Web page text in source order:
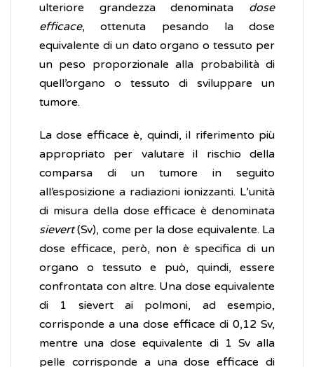
ulteriore grandezza denominata dose
efficace, ottenuta pesando la dose
equivalente di un dato organo o tessuto per
un peso proporzionale alla probabilità di
quell’organo o tessuto di sviluppare un
tumore.
La dose efficace è, quindi, il riferimento più
appropriato per valutare il rischio della
comparsa di un tumore in seguito
all’esposizione a radiazioni ionizzanti. L’unità
di misura della dose efficace è denominata
sievert(Sv), come per la dose equivalente. La
dose efficace, però, non è specifica di un
organo o tessuto e può, quindi, essere
confrontata con altre. Una dose equivalente
di 1 sievert ai polmoni, ad esempio,
corrisponde a una dose efficace di 0,12 Sv,
mentre una dose equivalente di 1 Sv alla
pelle corrisponde a una dose efficace di